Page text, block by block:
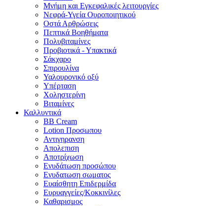
Μνήμη και Εγκεφαλικές λειτουργίες
Νεφρά-Υγεία Ουροποιητικού
Οστά Αρθρώσεις
Πεπτικά Βοηθήματα
Πολυβιταμίνες
Προβιοτικά - Υπακτικά
Σάκχαρο
Σπιρουλίνα
Υαλουρονικό οξύ
Υπέρταση
Χοληστερίνη
Βιταμίνες
Καλλυντικά
BB Cream
Lotion Προσωπου
Αντιγηρανση
Απολεπιση
Αποτρίχωση
Ενυδάτωση προσώπου
Ενυδατωση σωματος
Ευαίσθητη Επιδερμίδα
Ευρυαγγείες/Κοκκινίλες
Καθαρισμος